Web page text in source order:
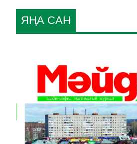
ЯҢА САН